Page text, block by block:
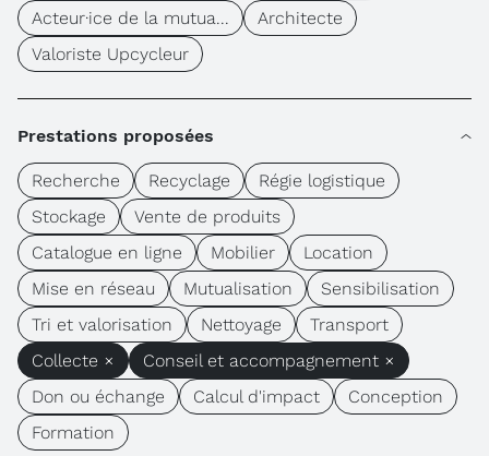
Acteur·ice de la mutua...
Architecte
Valoriste Upcycleur
Prestations proposées
Recherche Recyclage
Régie logistique
Stockage
Vente de produits
Catalogue en ligne
Mobilier
Location
Mise en réseau
Mutualisation
Sensibilisation
Tri et valorisation
Nettoyage
Transport
Collecte ×
Conseil et accompagnement ×
Don ou échange
Calcul d'impact
Conception
Formation